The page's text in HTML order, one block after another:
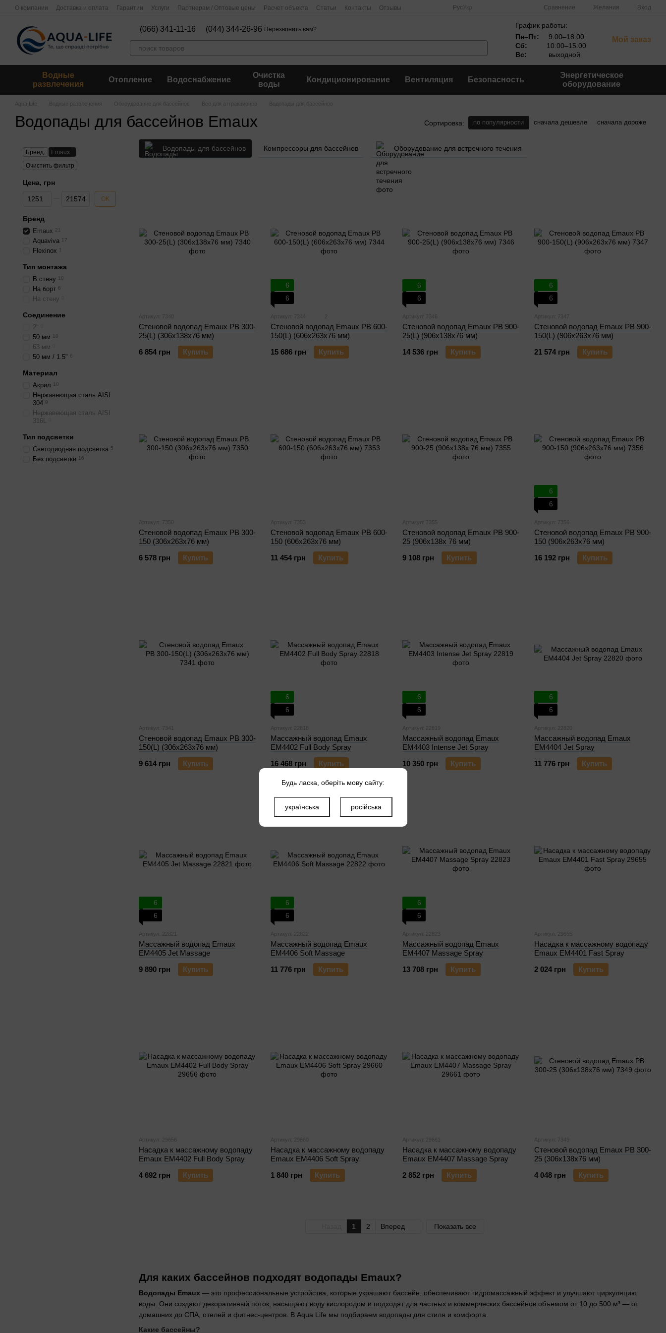
Перейти к основному контенту
О компании Доставка и оплата Гарантии Услуги Партнерам / Оптовые цены Расчет объекта Статьи Контакты Отзывы Рус Сравнение Желания Вход
(066) 341-11-16 (044) 344-26-96 Перезвонить вам?
График работы:
Пн–Пт:
9:00–18:00
Сб:
10:00–15:00
Вс:
выходной
Мой заказ
Водные
развлечения
Отопление Водоснабжение
Очистка
воды
Кондиционирование Вентиляция Безопасность
Энергетическое
оборудование
Aqua Life Водные развлечения Оборудование для бассейнов Все для аттракционов Водопады для бассейнов
Водопады для бассейнов Emaux Сортировка: по популярности сначала дешевле сначала дороже
Водопады для бассейнов Компрессоры для бассейнов Оборудование для встречного течения
Для каких бассейнов подходят водопады Emaux?
Водопады Emaux — это профессиональные устройства, которые украшают бассейн, обеспечивают гидромассажный эффект и улучшают циркуляцию
воды. Они создают декоративный поток, насыщают воду кислородом и подходят для частных и коммерческих бассейнов объемом от 10 до 500 м³ — от
домашних до СПА, отелей и фитнес-центров. В Aqua Life мы подбираем водопады для стиля и комфорта.
Какие бассейны?
Артикул: 7340
Стеновой водопад Emaux PB 300-
25(L) (306х138х76 мм)
6 854 грн
Купить
6
6
Артикул: 7344
Стеновой водопад Emaux PB 600-
150(L) (606х263х76 мм)
15 686 грн
Купить
6
6
Артикул: 7346
Стеновой водопад Emaux PB 900-
25(L) (906х138х76 мм)
14 536 грн
Купить
6
6
Артикул: 7347
Стеновой водопад Emaux PB 900-
150(L) (906х263х76 мм)
21 574 грн
Купить
Артикул: 7350
Стеновой водопад Emaux PB 300-
150 (306х263х76 мм)
6 578 грн
Купить
Артикул: 7353
Стеновой водопад Emaux PB 600-
150 (606х263х76 мм)
11 454 грн
Купить
Артикул: 7355
Стеновой водопад Emaux PB 900-
25 (906х138х 76 мм)
9 108 грн
Купить
6
6
Артикул: 7356
Стеновой водопад Emaux PB 900-
150 (906х263х76 мм)
16 192 грн
Купить
Артикул: 7341
Стеновой водопад Emaux PB 300-
150(L) (306х263х76 мм)
9 614 грн
Купить
6
6
Артикул: 22818
Массажный водопад Emaux
EM4402 Full Body Spray
16 468 грн
Купить
6
6
Артикул: 22819
Массажный водопад Emaux
EM4403 Intense Jet Spray
10 350 грн
Купить
6
6
Артикул: 22820
Массажный водопад Emaux
EM4404 Jet Spray
11 776 грн
Купить
6
6
Артикул: 22821
Массажный водопад Emaux
EM4405 Jet Massage
9 890 грн
Купить
6
6
Артикул: 22822
Массажный водопад Emaux
EM4406 Soft Massage
11 776 грн
Купить
6
6
Артикул: 22823
Массажный водопад Emaux
EM4407 Massage Spray
13 708 грн
Купить
Артикул: 29655
Насадка к массажному водопаду
Emaux EM4401 Fast Spray
2 024 грн
Купить
Артикул: 29656
Насадка к массажному водопаду
Emaux EM4402 Full Body Spray
4 692 грн
Купить
Артикул: 29660
Насадка к массажному водопаду
Emaux EM4406 Soft Spray
1 840 грн
Купить
Артикул: 29661
Насадка к массажному водопаду
Emaux EM4407 Massage Spray
2 852 грн
Купить
Артикул: 7349
Стеновой водопад Emaux PB 300-
25 (306х138х76 мм)
4 048 грн
Купить
1 2 Вперед Показать все
Бренд:
Emaux
Очистить фильтр
Цена, грн
От Цена, грн
До Цена, грн OK
Бренд
Emaux 21
Aquaviva 17
Flexinox 1
Тип монтажа
В стену 10
На борт 6
На стену
Соединение
2"
50 мм 10
63 мм
50 мм / 1.5" 6
Материал
Акрил 10
Нержавеющая сталь AISI
304 9
Нержавеющая сталь AISI
316L
Тип подсветки
Cветодиодная подсветка 5
Без подсветки 16
Будь ласка, оберіть мову сайту:
українська російська